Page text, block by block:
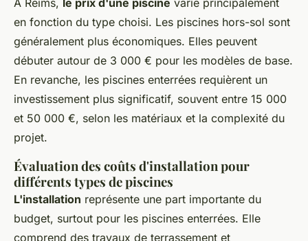
À Reims, le prix d'une piscine varie principalement
en fonction du type choisi. Les piscines hors-sol sont
généralement plus économiques. Elles peuvent
débuter autour de 3 000 € pour les modèles de base.
En revanche, les piscines enterrées requièrent un
investissement plus significatif, souvent entre 15 000
et 50 000 €, selon les matériaux et la complexité du
projet.
Évaluation des coûts d'installation pour
différents types de piscines
L'installation représente une part importante du
budget, surtout pour les piscines enterrées. Elle
comprend des travaux de terrassement et